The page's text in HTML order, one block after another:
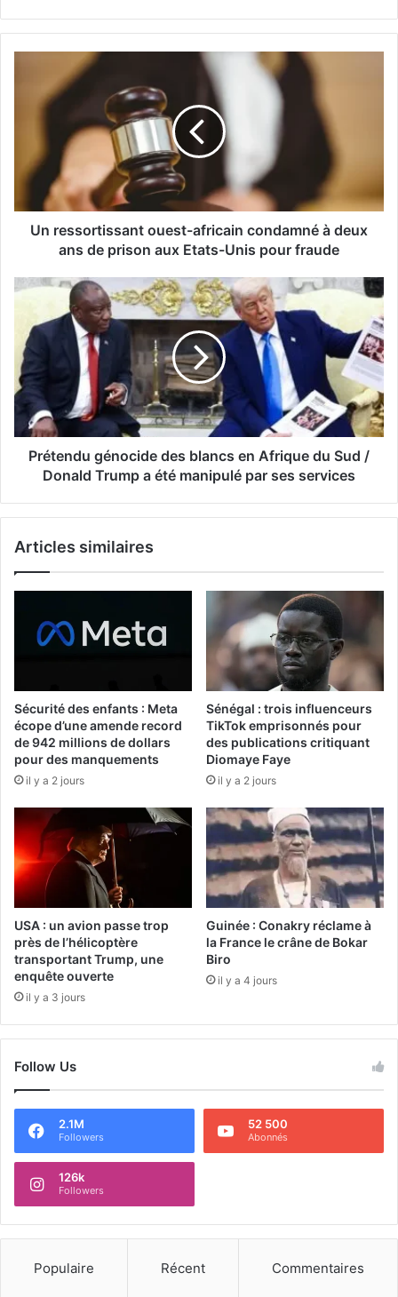
Un ressortissant ouest-africain condamné à deux
ans de prison aux Etats-Unis pour fraude
Prétendu génocide des blancs en Afrique du Sud /
Donald Trump a été manipulé par ses services
Articles similaires
Sécurité des enfants : Meta
écope d’une amende record
de 942 millions de dollars
pour des manquements
il y a 2 jours
Sénégal : trois influenceurs
TikTok emprisonnés pour
des publications critiquant
Diomaye Faye
il y a 2 jours
USA : un avion passe trop
près de l’hélicoptère
transportant Trump, une
enquête ouverte
il y a 3 jours
Guinée : Conakry réclame à
la France le crâne de Bokar
Biro
il y a 4 jours
Follow Us
2.1M
Followers
52 500
Abonnés
126k
Followers
Populaire Récent Commentaires